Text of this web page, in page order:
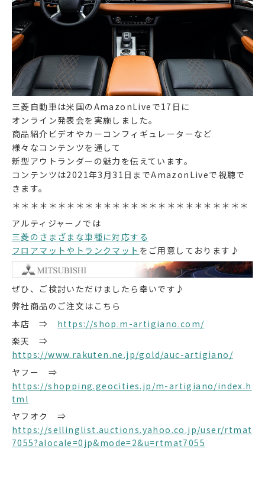
三菱自動車は米国のAmazonLiveで17日に
オンライン発表会を実施しました。
商品紹介ビデオやカーコンフィギュレーターなど
様々なコンテンツを通して
新型アウトランダーの魅力を伝えています。
コンテンツは2021年3月31日までAmazonLiveで視聴で
きます。
＊＊＊＊＊＊＊＊＊＊＊＊＊＊＊＊＊＊＊＊＊＊＊＊＊＊
アルティジャーノでは
三菱のさまざまな車種に対応する
フロアマットやトランクマット をご用意しております♪
ぜひ、ご検討いただけましたら幸いです♪
弊社商品のご注文はこちら
本店 ⇒ https://shop.m-artigiano.com/
楽天 ⇒
https://www.rakuten.ne.jp/gold/auc-artigiano/
ヤフー ⇒
https://shopping.geocities.jp/m-artigiano/index.h
tml
ヤフオク ⇒
https://sellinglist.auctions.yahoo.co.jp/user/rtmat
7055?alocale=0jp&mode=2&u=rtmat7055